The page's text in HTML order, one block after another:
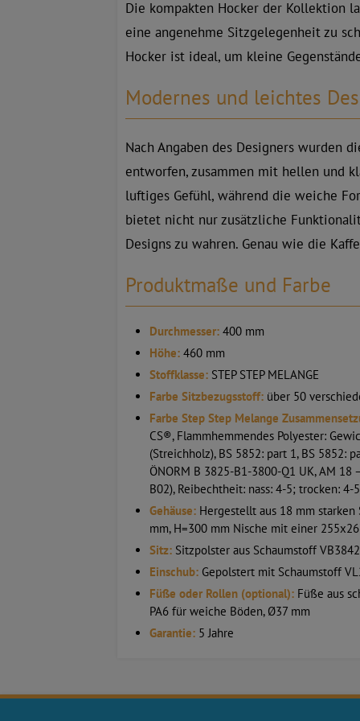
Die kompakten Hocker der Kollektion
eine angenehme Sitzgelegenheit zu
Hocker ist ideal, um kleine
Modernes und leichtes
Nach Angaben des Designers wurden
entworfen, zusammen mit hellen und
luftiges Gefühl, während die weiche
bietet nicht nur zusätzliche
Designs zu wahren. Genau wie die
Produktmaße und Farbe
Durchmesser:400 mm
Höhe:460 mm
Stoffklasse:STEP STEP MELANGE
Farbe Sitzbezugsstoff:über 50
Farbe Step Step Melange
CS®, Flammhemmendes Polyester:
(Streichholz), BS 5852: part 1, BS 5852:
ÖNORM B 3825-B1-3800-Q1 UK, AM
B02), Reibechtheit: nass: 4-5; trocken: 4-
Gehäuse:Hergestellt aus 18 mm starken
mm, H=300 mm Nische mit einer
Sitz:Sitzpolster aus Schaumstoff
Einschub:Gepolstert mit Schaumstoff
Füße oder Rollen (optional):Füße aus
PA6 für weiche Böden, Ø37 mm
Garantie:5 Jahre